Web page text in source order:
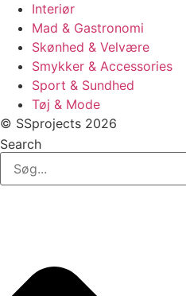
Interiør
Mad & Gastronomi
Skønhed & Velvære
Smykker & Accessories
Sport & Sundhed
Tøj & Mode
© SSprojects 2026
Search